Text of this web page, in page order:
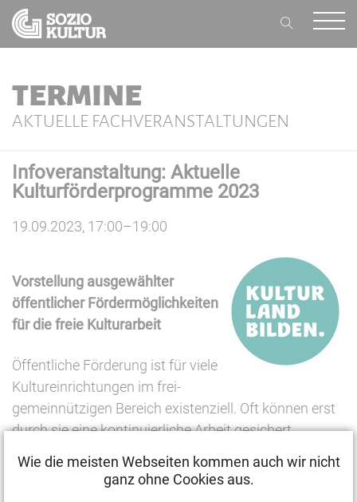
TERMINE
AKTUELLE FACHVERANSTALTUNGEN
Infoveranstaltung: Aktuelle
Kulturförderprogramme 2023
19.09.2023, 17:00–19:00
Vorstellung ausgewählter
öffentlicher Fördermöglichkeiten
für die freie Kulturarbeit
Öffentliche Förderung ist für viele
Kultureinrichtungen im frei-
gemeinnützigen Bereich existenziell. Oft können erst
durch sie eine kontinuierliche Arbeit gesichert,
werden. Die Fördermittel werden von Verwaltungen,
Wie die meisten Webseiten kommen auch wir nicht
ganz ohne Cookies aus.